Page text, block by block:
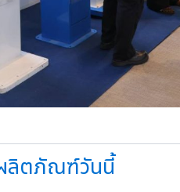
ลิตภัณฑ์วันนี้